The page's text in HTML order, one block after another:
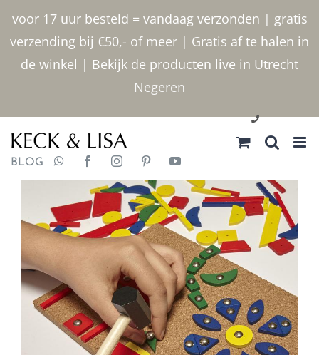
voor 17 uur besteld = vandaag verzonden | gratis
verzending bij €50,- of meer | Gratis af te halen in
de winkel | Bekijk de producten live in Utrecht
Negeren
inhoud
030 2400000
BLOG